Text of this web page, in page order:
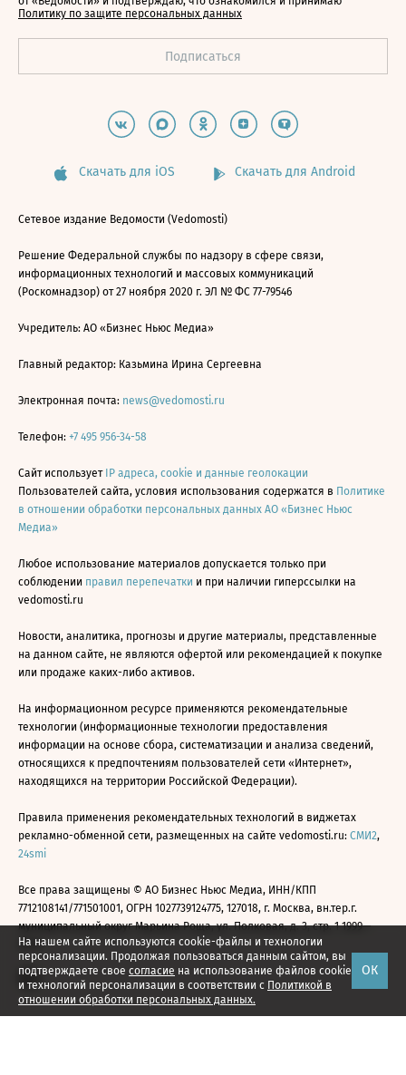
На нашем сайте используются cookie-файлы и технологии
персонализации. Продолжая пользоваться данным сайтом, вы
подтверждаете свое согласие на использование файлов cookie
и технологий персонализации в соответствии с Политикой в
отношении обработки персональных данных.
ОК
Политику по защите персональных данных
Скачать для iOS Скачать для Android
Сетевое издание Ведомости (Vedomosti)
Решение Федеральной службы по надзору в сфере связи,
информационных технологий и массовых коммуникаций
(Роскомнадзор) от 27 ноября 2020 г. ЭЛ № ФС 77-79546
Учредитель: АО «Бизнес Ньюс Медиа»
Главный редактор: Казьмина Ирина Сергеевна
Электронная почта: news@vedomosti.ru
Телефон: +7 495 956-34-58
Сайт использует IP адреса, cookie и данные геолокации
Пользователей сайта, условия использования содержатся в Политике
в отношении обработки персональных данных АО «Бизнес Ньюс
Медиа»
Любое использование материалов допускается только при
соблюдении правил перепечатки и при наличии гиперссылки на
vedomosti.ru
Новости, аналитика, прогнозы и другие материалы, представленные
на данном сайте, не являются офертой или рекомендацией к покупке
или продаже каких-либо активов.
На информационном ресурсе применяются рекомендательные
технологии (информационные технологии предоставления
информации на основе сбора, систематизации и анализа сведений,
относящихся к предпочтениям пользователей сети «Интернет»,
находящихся на территории Российской Федерации).
Правила применения рекомендательных технологий в виджетах
рекламно-обменной сети, размещенных на сайте vedomosti.ru: СМИ2,
24smi
Все права защищены © АО Бизнес Ньюс Медиа, ИНН/КПП
7712108141/771501001, ОГРН 1027739124775, 127018, г. Москва, вн.тер.г.
муниципальный округ Марьина Роща, ул. Полковая, д. 3, стр. 1 1999—
2026